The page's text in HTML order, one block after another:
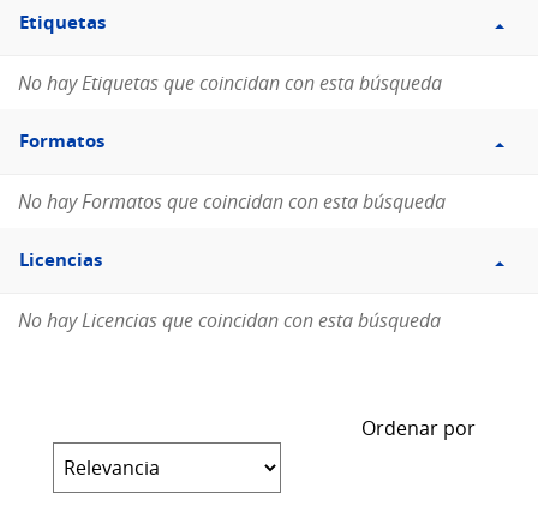
Etiquetas
Etiquetas
No hay Etiquetas que coincidan con esta búsqueda
Filtro
Formatos
Formatos
No hay Formatos que coincidan con esta búsqueda
Filtro
Licencias
Licencias
No hay Licencias que coincidan con esta búsqueda
Ordenar por